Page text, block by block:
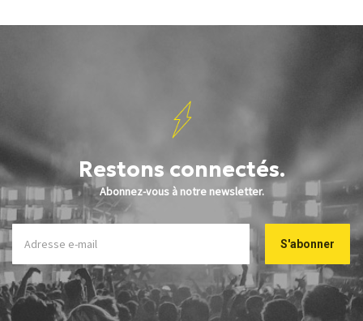
Restons connectés.
Abonnez-vous à notre newsletter.